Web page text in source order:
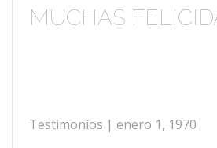
MUCHAS
Testimonios | enero 1, 1970